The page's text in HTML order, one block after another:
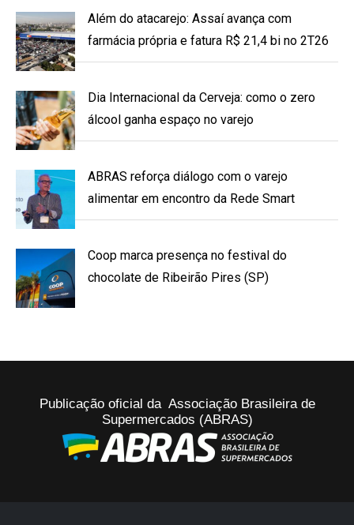
Além do atacarejo: Assaí avança com
farmácia própria e fatura R$ 21,4 bi no 2T26
Dia Internacional da Cerveja: como o zero
álcool ganha espaço no varejo
ABRAS reforça diálogo com o varejo
alimentar em encontro da Rede Smart
Coop marca presença no festival do
chocolate de Ribeirão Pires (SP)
Publicação oficial da Associação Brasileira de
Supermercados (ABRAS)